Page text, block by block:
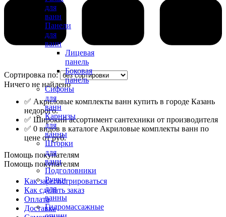
для
ванн
Панели
для
ванн
Лицевая
панель
Боковая
панель
Сифоны
для
ванн
Карнизы
для
ванны
Шторки
для
ванн
Подголовники
Ручки
для
ванны
Гидромассажные
Сортировка по:
Ничего не найдено
✅ Акриловые комплекты ванн купить в городе Казань
недорого.
✅ Широкий ассортимент сантехники от производителя
✅ 0 видов в каталоге Акриловые комплекты ванн по
цене от руб.
Помощь покупателям
Помощь покупателям
Как зарегистрироваться
Как сделать заказ
Оплата
Доставка